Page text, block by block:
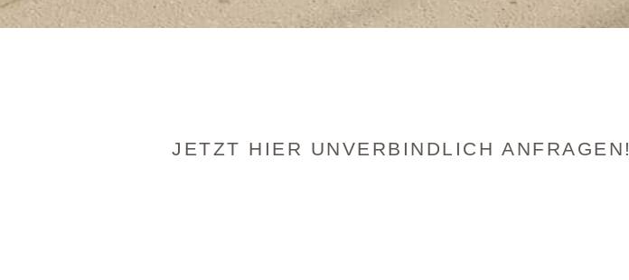
JETZT HIER UNVERBINDLICH ANFRAGEN!